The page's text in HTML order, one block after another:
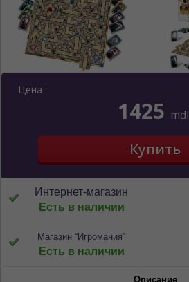
Цена :
1425 mdl
Интернет-магазин
Есть в наличии
Магазин “Игромания”
Есть в наличии
Описание